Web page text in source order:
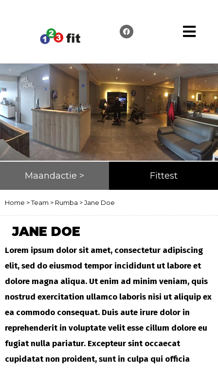
Maandactie > Fittest
Home >Team > Rumba >Jane Doe
JANE DOE
Lorem ipsum dolor sit amet, consectetur adipiscing
elit, sed do eiusmod tempor incididunt ut labore et
dolore magna aliqua. Ut enim ad minim veniam, quis
nostrud exercitation ullamco laboris nisi ut aliquip ex
ea commodo consequat. Duis aute irure dolor in
reprehenderit in voluptate velit esse cillum dolore eu
fugiat nulla pariatur. Excepteur sint occaecat
cupidatat non proident, sunt in culpa qui officia